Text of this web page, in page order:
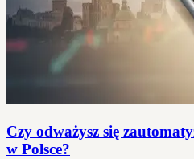
Czy odważysz się
w Polsce?